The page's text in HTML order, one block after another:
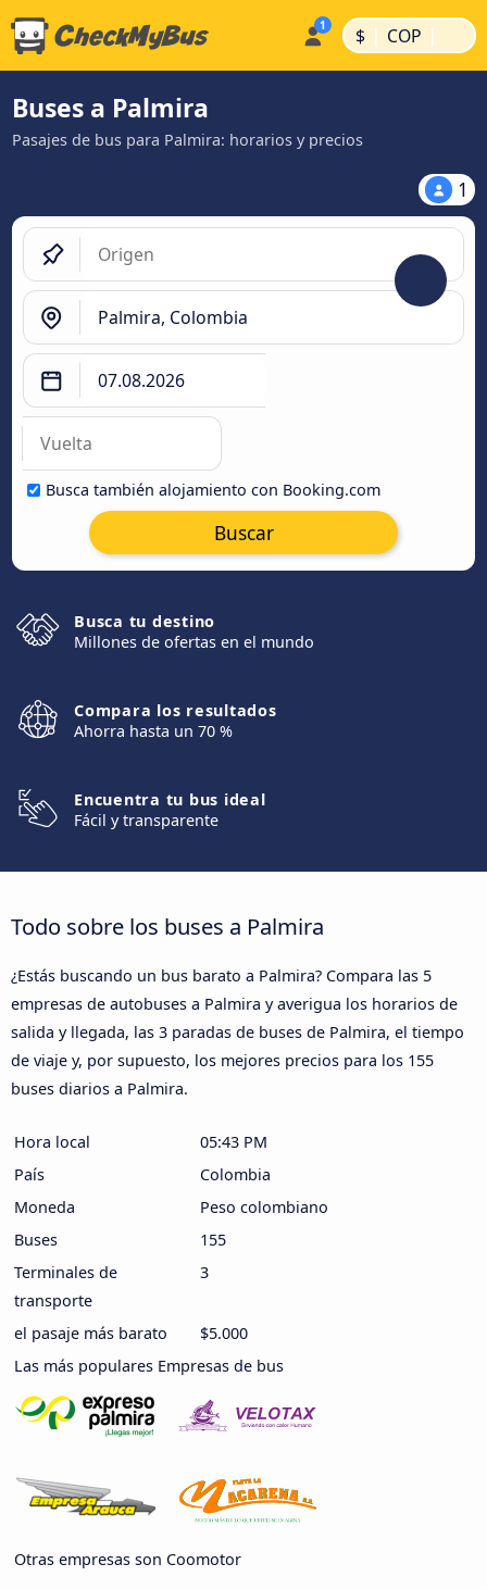
$ | COP |
Buses a Palmira
Pasajes de bus para Palmira: horarios y precios
1
Busca también alojamiento con Booking.com
Buscar
Busca tu destino
Millones de ofertas en el mundo
Compara los resultados
Ahorra hasta un 70 %
Encuentra tu bus ideal
Fácil y transparente
Todo sobre los buses a Palmira
¿Estás buscando un bus barato a Palmira? Compara las 5
empresas de autobuses a Palmira y averigua los horarios de
salida y llegada, las 3 paradas de buses de Palmira, el tiempo
de viaje y, por supuesto, los mejores precios para los 155
buses diarios a Palmira.
Hora local
05:43 PM
País
Colombia
Moneda
Peso colombiano
Buses
155
Terminales de
transporte
3
el pasaje más barato
$5.000
Las más populares Empresas de bus
Otras empresas son Coomotor